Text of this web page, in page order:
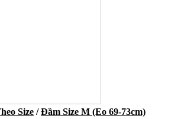
Size / Đầm Size M (Eo 69-73cm)